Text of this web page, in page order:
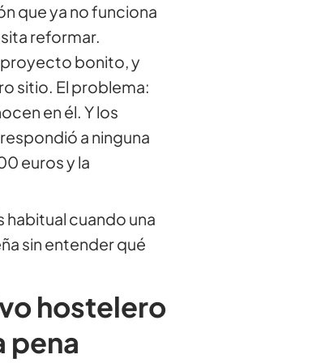
que ya no funciona
reformar.
proyecto bonito, y
sitio. El problema:
en él. Y los
a ninguna
euros y la
habitual cuando una
sin entender qué
hostelero
pena